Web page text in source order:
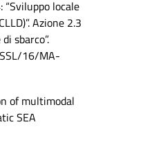
locale
Azione 2.3
sbarco”.
SSL/16/MA-
of multimodal
SEA